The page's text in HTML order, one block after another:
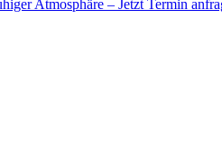
Atmosphäre – Jetzt Termin